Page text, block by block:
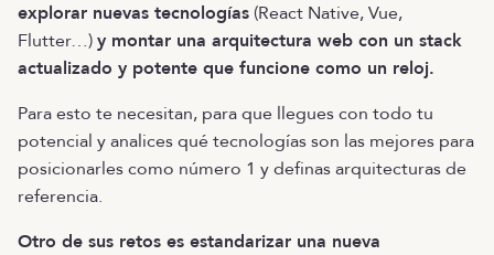
explorar nuevas tecnologías (React Native, Vue,
Flutter…)y montar una arquitectura web con un stack
actualizado y potente que funcione como un reloj.
Para esto te necesitan, para que llegues con todo tu
potencial y analices qué tecnologías son las mejores para
posicionarles como número 1 y definas arquitecturas de
referencia.
Otro de sus retos es estandarizar una nueva